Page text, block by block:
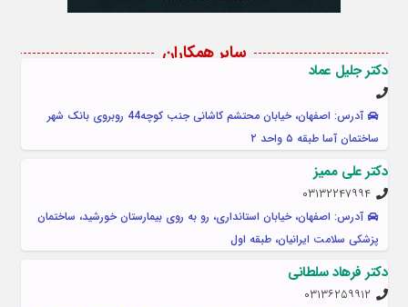
سایر همکاران
دکتر جلیل عماد
آدرس: اصفهان، خیابان محتشم کاشانی جنب کوچه44 روبروی بانک شهر
ساختمان آسا طبقه ۵ واحد ۲
دکتر علی ممیز
۰۳۱۳۲۲۴۷۹۹۴
آدرس: اصفهان، خیابان استانداری، رو به روی بیمارستان خورشید، ساختمان
پزشکی سلامت ایرانیان، طبقه اول
دکتر فرهاد سلطانی
۰۳۱۳۶۲۵۹۹۱۲